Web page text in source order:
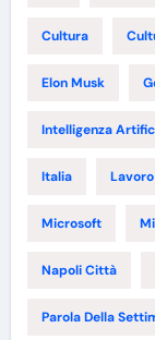
Cultura
Elon Musk
Intelligenza
Italia Lavoro
Microsoft
Napoli Città
Parola Della